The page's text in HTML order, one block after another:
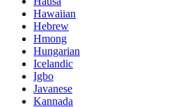
Hawaiian
Hebrew
Hmong
Hungarian
Icelandic
Igbo
Javanese
Kannada